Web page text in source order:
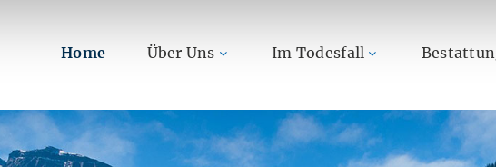
Home Über Uns Im Todesfall